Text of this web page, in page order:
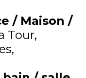
/ Maison /
Tour